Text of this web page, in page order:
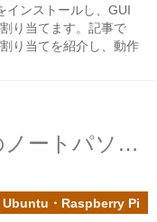
インストールし、GUI
り当てます。記事で
り当てを紹介し、動作
プログラミング教育用のノートパソコンを探せ
Ubuntu・Raspberry Pi